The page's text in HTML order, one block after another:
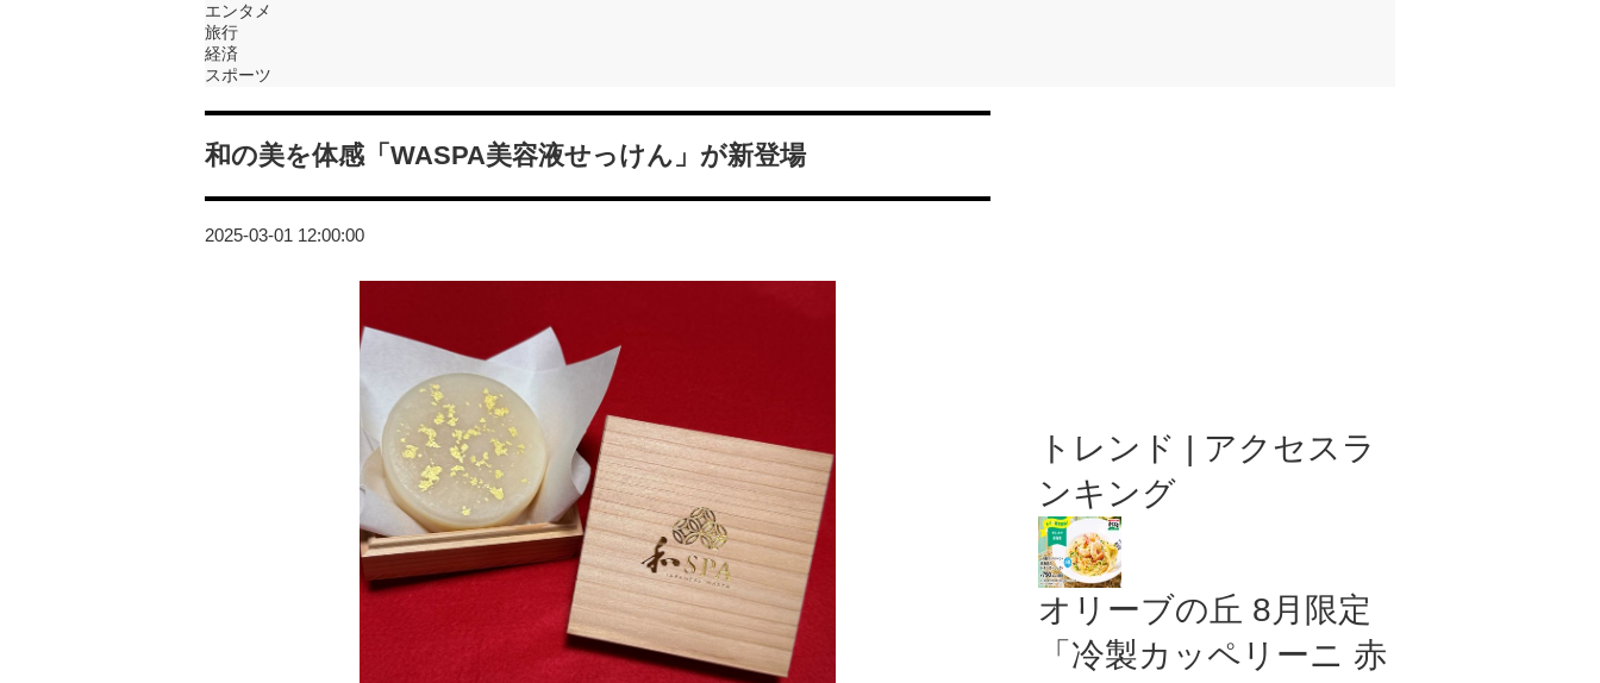
エンタメ
旅行
経済
スポーツ
和の美を体感「WASPA美容液せっけん」が新登場
2025-03-01 12:00:00
トレンド | アクセスラ
ンキング
オリーブの丘 8月限定
「冷製カッペリーニ 赤